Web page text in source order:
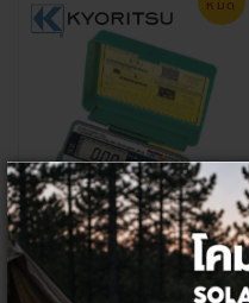
หมด